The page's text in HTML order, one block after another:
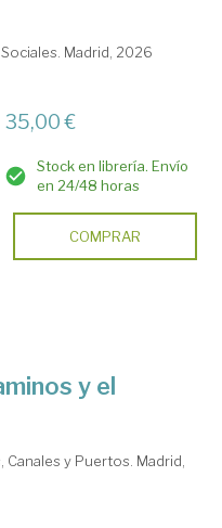
Madrid, 2026
35,00 €
Stock en librería. Envío
en 24/48 horas
COMPRAR
y el
y Puertos. Madrid,